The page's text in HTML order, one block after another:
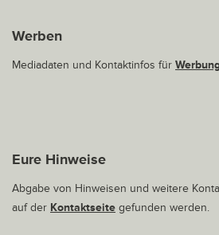
Werben
Mediadaten und Kontaktinfos für
Eure Hinweise
Abgabe von Hinweisen und weitere
auf der Kontaktseite gefunden werden.